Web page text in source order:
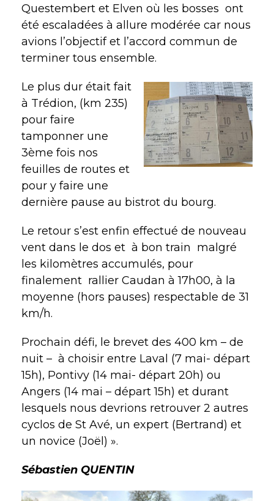
Questembert et Elven où les bosses ont
été escaladées à allure modérée car nous
avions l’objectif et l’accord commun de
terminer tous ensemble.
Le plus dur était fait
à Trédion, (km 235)
pour faire
tamponner une
3ème fois nos
feuilles de routes et
pour y faire une
dernière pause au bistrot du bourg.
Le retour s’est enfin effectué de nouveau
vent dans le dos et à bon train malgré
les kilomètres accumulés, pour
finalement rallier Caudan à 17h00, à la
moyenne (hors pauses) respectable de 31
km/h.
Prochain défi, le brevet des 400 km – de
nuit – à choisir entre Laval (7 mai- départ
15h), Pontivy (14 mai- départ 20h) ou
Angers (14 mai – départ 15h) et durant
lesquels nous devrions retrouver 2 autres
cyclos de St Avé, un expert (Bertrand) et
un novice (Joël) ».
Sébastien QUENTIN